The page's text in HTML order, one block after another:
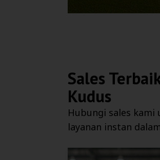
Sales
Kudus
Hubungi sales
layanan instan